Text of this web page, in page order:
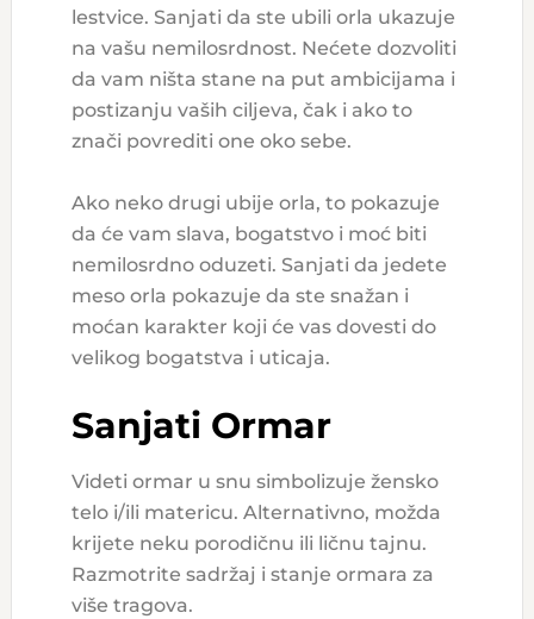
lestvice. Sanjati da ste ubili orla ukazuje
na vašu nemilosrdnost. Nećete dozvoliti
da vam ništa stane na put ambicijama i
postizanju vaših ciljeva, čak i ako to
znači povrediti one oko sebe.
Ako neko drugi ubije orla, to pokazuje
da će vam slava, bogatstvo i moć biti
nemilosrdno oduzeti. Sanjati da jedete
meso orla pokazuje da ste snažan i
moćan karakter koji će vas dovesti do
velikog bogatstva i uticaja.
Sanjati Ormar
Videti ormar u snu simbolizuje žensko
telo i/ili matericu. Alternativno, možda
krijete neku porodičnu ili ličnu tajnu.
Razmotrite sadržaj i stanje ormara za
više tragova.